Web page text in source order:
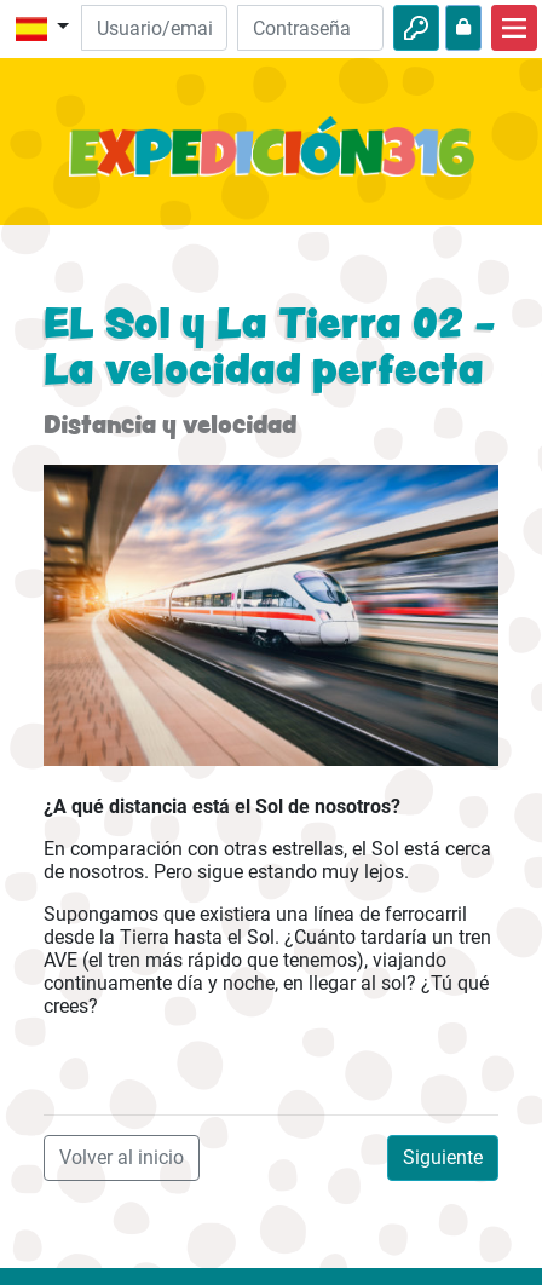
Descubre la Biblia
Aventuras
Actividades
EL Sol y La Tierra 02 -
La velocidad perfecta
Distancia y velocidad
¿A qué distancia está el Sol de nosotros?
En comparación con otras estrellas, el Sol está cerca
de nosotros. Pero sigue estando muy lejos.
Supongamos que existiera una línea de ferrocarril
desde la Tierra hasta el Sol. ¿Cuánto tardaría un tren
AVE (el tren más rápido que tenemos), viajando
continuamente día y noche, en llegar al sol? ¿Tú qué
crees?
Siguiente
Volver al inicio